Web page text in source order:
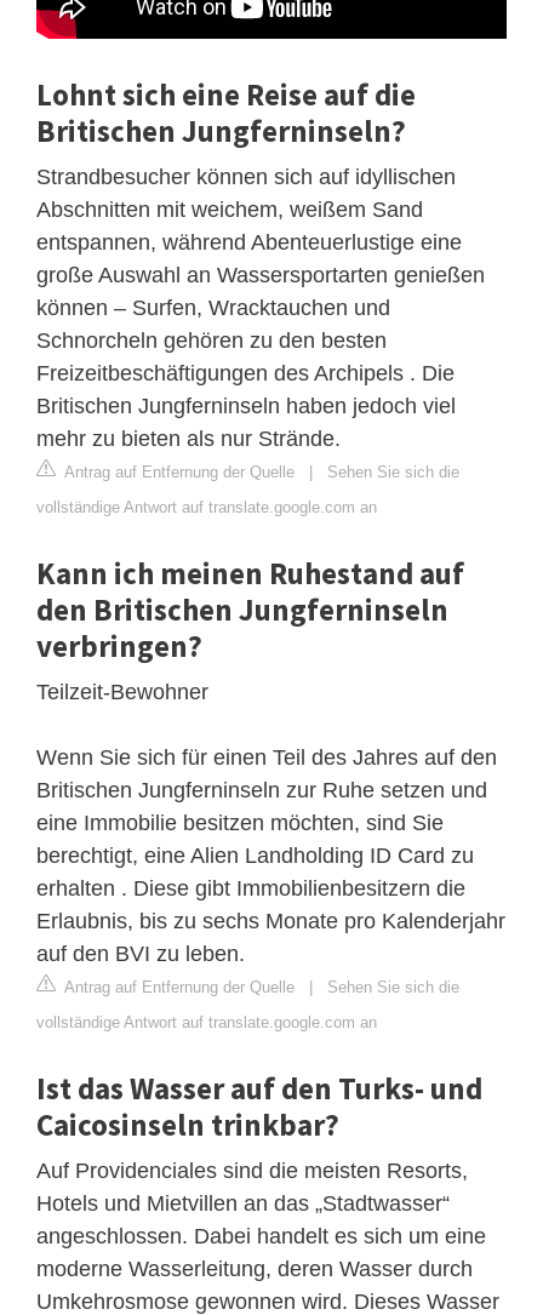
Lohnt sich eine Reise auf die
Britischen Jungferninseln?
Strandbesucher können sich auf idyllischen
Abschnitten mit weichem, weißem Sand
entspannen, während Abenteuerlustige eine
große Auswahl an Wassersportarten genießen
können – Surfen, Wracktauchen und
Schnorcheln gehören zu den besten
Freizeitbeschäftigungen des Archipels . Die
Britischen Jungferninseln haben jedoch viel
mehr zu bieten als nur Strände.
Antrag auf Entfernung der Quelle | Sehen Sie sich die
vollständige Antwort auf translate.google.com an
Kann ich meinen Ruhestand auf
den Britischen Jungferninseln
verbringen?
Teilzeit-Bewohner
Wenn Sie sich für einen Teil des Jahres auf den
Britischen Jungferninseln zur Ruhe setzen und
eine Immobilie besitzen möchten, sind Sie
berechtigt, eine Alien Landholding ID Card zu
erhalten . Diese gibt Immobilienbesitzern die
Erlaubnis, bis zu sechs Monate pro Kalenderjahr
auf den BVI zu leben.
Antrag auf Entfernung der Quelle | Sehen Sie sich die
vollständige Antwort auf translate.google.com an
Ist das Wasser auf den Turks- und
Caicosinseln trinkbar?
Auf Providenciales sind die meisten Resorts,
Hotels und Mietvillen an das „Stadtwasser“
angeschlossen. Dabei handelt es sich um eine
moderne Wasserleitung, deren Wasser durch
Umkehrosmose gewonnen wird. Dieses Wasser